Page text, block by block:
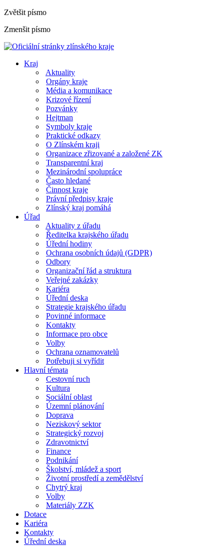
Zvětšit písmo
Zmenšit písmo
Kraj
Aktuality
Orgány kraje
Média a komunikace
Krizové řízení
Pozvánky
Hejtman
Symboly kraje
Praktické odkazy
O Zlínském kraji
Organizace zřizované a založené ZK
Transparentní kraj
Mezinárodní spolupráce
Často hledané
Činnost kraje
Právní předpisy kraje
Zlínský kraj pomáhá
Úřad
Aktuality z úřadu
Ředitelka krajského úřadu
Úřední hodiny
Ochrana osobních údajů (GDPR)
Odbory
Organizační řád a struktura
Veřejné zakázky
Kariéra
Úřední deska
Strategie krajského úřadu
Povinné informace
Kontakty
Informace pro obce
Volby
Ochrana oznamovatelů
Potřebuji si vyřídit
Hlavní témata
Cestovní ruch
Kultura
Sociální oblast
Územní plánování
Doprava
Neziskový sektor
Strategický rozvoj
Zdravotnictví
Finance
Podnikání
Školství, mládež a sport
Životní prostředí a zemědělství
Chytrý kraj
Volby
Materiály ZZK
Dotace
Kariéra
Kontakty
Úřední deska